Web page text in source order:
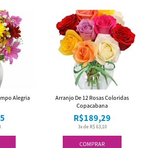
Alegria
COMPRAR
3x de R$ 63,10
R$189,29
Arranjo De 12 Rosas Coloridas
Copacabana